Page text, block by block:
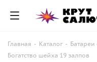
Главная - Каталог -
Богатство шейха 19 залпов